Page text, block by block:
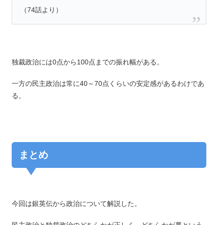
（74話より）
独裁政治には0点から100点までの振れ幅がある。
一方の民主政治は常に40～70点くらいの安定感があるわけであ
る。
まとめ
今回は銀英伝から政治について解説した。